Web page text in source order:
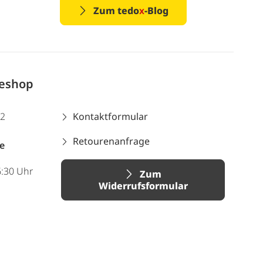
Zum tedox-Blog
Uhr
Kontaktformular
Retourenanfrage
Zum
Widerrufsformular